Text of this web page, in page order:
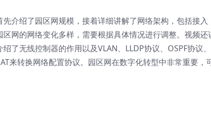
介绍了园区网规模，接着详细讲解了网络架构，包括接入
网的网络变化多样，需要根据具体情况进行调整。视频还
了无线控制器的作用以及VLAN、LLDP协议、OSPF协议
来转换网络配置协议。园区网在数字化转型中非常重要，